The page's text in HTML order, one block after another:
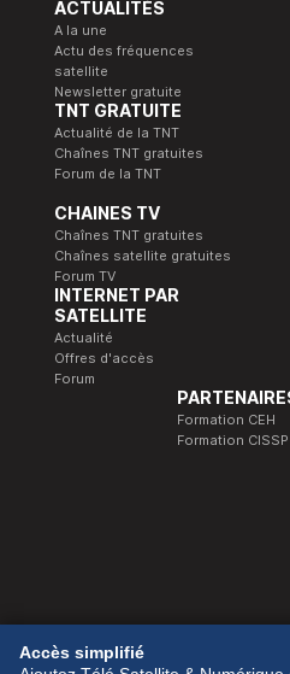
ACTUALITÉS
A la une
Actu des fréquences
satellite
Newsletter gratuite
TNT GRATUITE
Actualité de la TNT
Chaînes TNT gratuites
Forum de la TNT
CHAINES TV
Chaînes TNT gratuites
Chaînes satellite gratuites
Forum TV
INTERNET PAR
SATELLITE
Actualité
Offres d'accès
Forum
Formation CEH
Formation CISSP
© 1989-2026 Télé
Accès simplifié